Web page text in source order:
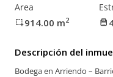
Area
914.00 m2
Descripción del
Bodega en Arriendo –